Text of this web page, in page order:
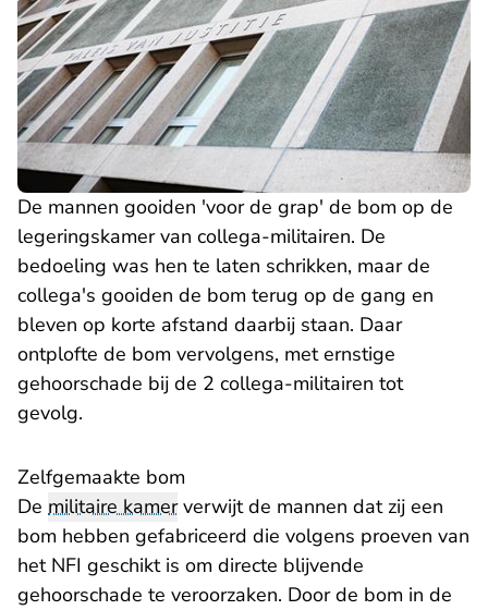
De mannen gooiden 'voor de grap' de bom op de
legeringskamer van collega-militairen. De
bedoeling was hen te laten schrikken, maar de
collega's gooiden de bom terug op de gang en
bleven op korte afstand daarbij staan. Daar
ontplofte de bom vervolgens, met ernstige
gehoorschade bij de 2 collega-militairen tot
gevolg.
Zelfgemaakte bom
De militaire kamerverwijt de mannen dat zij een
bom hebben gefabriceerd die volgens proeven van
het NFI geschikt is om directe blijvende
gehoorschade te veroorzaken. Door de bom in de